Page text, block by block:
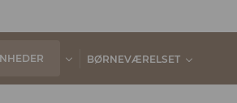
BØRNEVÆRELSET